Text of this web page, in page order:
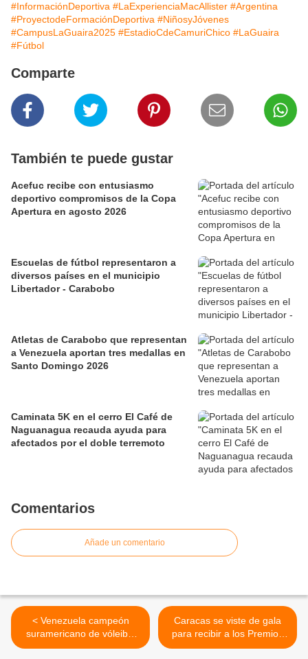
#InformaciónDeportiva #LaExperienciaMacAllister #Argentina
#ProyectodeFormaciónDeportiva #NiñosyJóvenes
#CampusLaGuaira2025 #EstadioCdeCamuriChico #LaGuaira
#Fútbol
Comparte
También te puede gustar
Acefuc recibe con entusiasmo
deportivo compromisos de la Copa
Apertura en agosto 2026
Escuelas de fútbol representaron a
diversos países en el municipio
Libertador - Carabobo
Atletas de Carabobo que representan
a Venezuela aportan tres medallas en
Santo Domingo 2026
Caminata 5K en el cerro El Café de
Naguanagua recauda ayuda para
afectados por el doble terremoto
Comentarios
Añade un comentario
< Venezuela campeón
suramericano de vóleibol
Sub-17 al derrotar a Brasil
Caracas se viste de gala
para recibir a los Premios
“Tacarigua de Oro